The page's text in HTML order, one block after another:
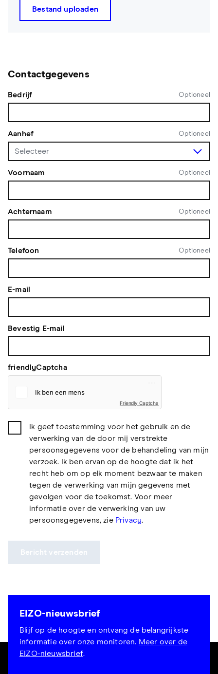
Bestand uploaden
Contactgegevens
Bedrijf Optioneel
Aanhef Optioneel
Voornaam Optioneel
Achternaam Optioneel
Telefoon Optioneel
E-mail
Bevestig E-mail
friendlyCaptcha
Friendly Captcha
Ik geef toestemming voor het gebruik en de
verwerking van de door mij verstrekte
persoonsgegevens voor de behandeling van mijn
verzoek. Ik ben ervan op de hoogte dat ik het
recht heb om op elk moment bezwaar te maken
tegen de verwerking van mijn gegevens met
gevolgen voor de toekomst. Voor meer
informatie over de verwerking van uw
persoonsgegevens, zie Privacy.
Bericht verzenden
EIZO-nieuwsbrief
Blijf op de hoogte en ontvang de belangrijkste
informatie over onze monitoren. Meer over de
EIZO-nieuwsbrief.